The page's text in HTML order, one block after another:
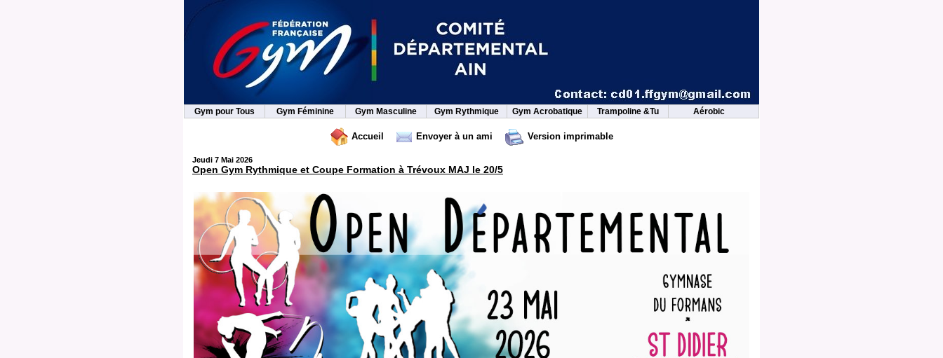
Gym pour Tous Gym Féminine Gym Masculine Gym Rythmique Gym Acrobatique Trampoline &Tu Aérobic
Accueil Envoyer à un ami Version imprimable
Jeudi 7 Mai 2026
Open Gym Rythmique et Coupe Formation à Trévoux MAJ le 20/5